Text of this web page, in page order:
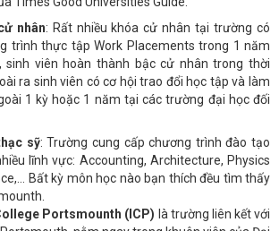
nhân: Rất nhiều khóa cử nhân tại trường có
trình thực tập Work Placements trong 1 năm
sinh viên hoàn thành bậc cử nhân trong thời
ra sinh viên có cơ hội trao đổi học tập và làm
1 kỳ hoặc 1 năm tại các trường đại học đối
sỹ: Trường cung cấp chương trình đào tạo
lĩnh vực: Accounting, Architecture, Physics
Bất kỳ môn học nào bạn thích đều tìm thấy
Portsmounth (ICP) là trường liên kết với